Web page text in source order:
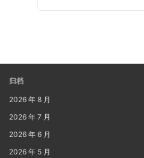
归档
2026 年 8 月
2026 年 7 月
2026 年 6 月
2026 年 5 月